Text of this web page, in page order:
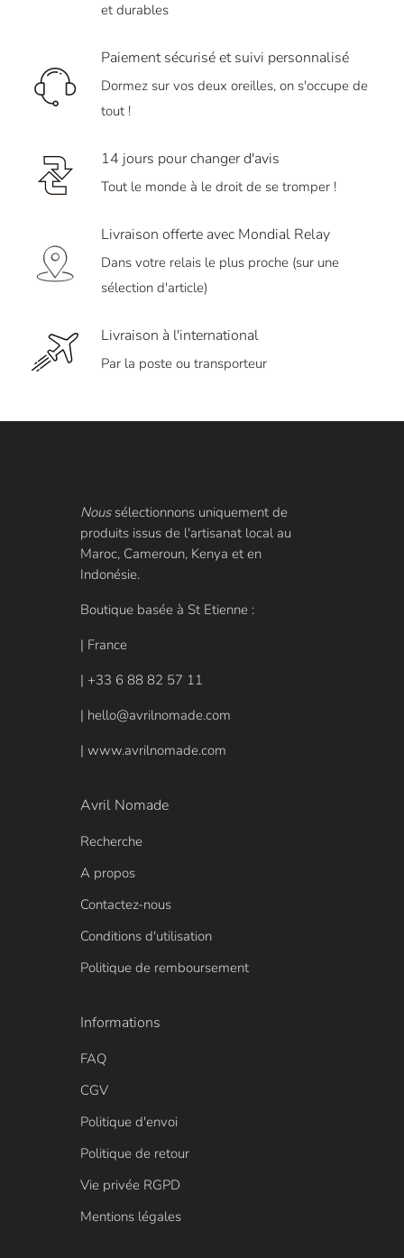
et durables
Paiement sécurisé et suivi personnalisé
Dormez sur vos deux oreilles, on s'occupe de
tout !
14 jours pour changer d'avis
Tout le monde à le droit de se tromper !
Livraison offerte avec Mondial Relay
Dans votre relais le plus proche (sur une
sélection d'article)
Livraison à l'international
Par la poste ou transporteur
Noussélectionnons uniquement de
produits issus de l'artisanat local au
Maroc, Cameroun, Kenya et en
Indonésie.
Boutique basée à St Etienne :
| France
| +33 6 88 82 57 11
| hello@avrilnomade.com
| www.avrilnomade.com
Avril Nomade
Recherche
A propos
Contactez-nous
Conditions d'utilisation
Politique de remboursement
Informations
FAQ
CGV
Politique d'envoi
Politique de retour
Vie privée RGPD
Mentions légales